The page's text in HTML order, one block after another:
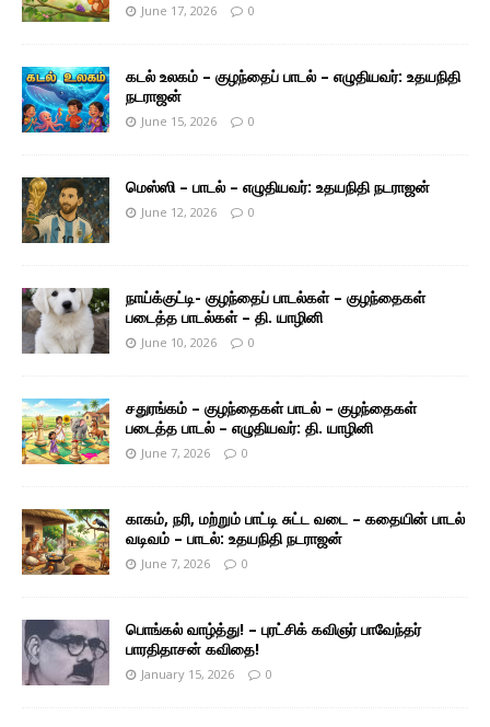
June 17, 2026 0
கடல் உலகம் – குழந்தைப் பாடல் – எழுதியவர்: உதயநிதி
நடராஜன்
June 15, 2026 0
மெஸ்ஸி – பாடல் – எழுதியவர்: உதயநிதி நடராஜன்
June 12, 2026 0
நாய்க்குட்டி- குழந்தைப் பாடல்கள் – குழந்தைகள்
படைத்த பாடல்கள் – தி. யாழினி
June 10, 2026 0
சதுரங்கம் – குழந்தைகள் பாடல் – குழந்தைகள்
படைத்த பாடல் – எழுதியவர்: தி. யாழினி
June 7, 2026 0
காகம், நரி, மற்றும் பாட்டி சுட்ட வடை – கதையின் பாடல்
வடிவம் – பாடல்: உதயநிதி நடராஜன்
June 7, 2026 0
பொங்கல் வாழ்த்து! – புரட்சிக் கவிஞர் பாவேந்தர்
பாரதிதாசன் கவிதை!
January 15, 2026 0